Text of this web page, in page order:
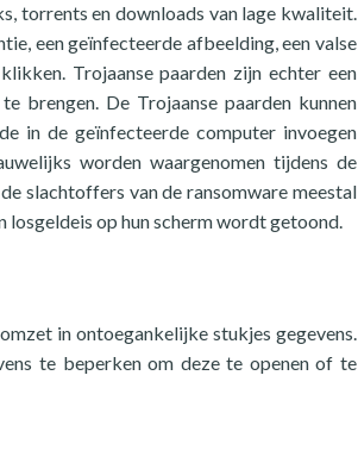
torrents en downloads van lage kwaliteit.
een geïnfecteerde afbeelding, een valse
Trojaanse paarden zijn echter een
brengen. De Trojaanse paarden kunnen
in de geïnfecteerde computer invoegen
worden waargenomen tijdens de
slachtoffers van de ransomware meestal
losgeldeis op hun scherm wordt getoond.
in ontoegankelijke stukjes gegevens.
te beperken om deze te openen of te